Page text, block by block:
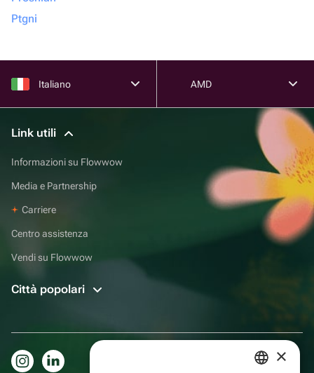
Ptgni
Italiano AMD
Link utili
Informazioni su Flowwow
Media e Partnership
Carriere
Centro assistenza
Vendi su Flowwow
Città popolari
×